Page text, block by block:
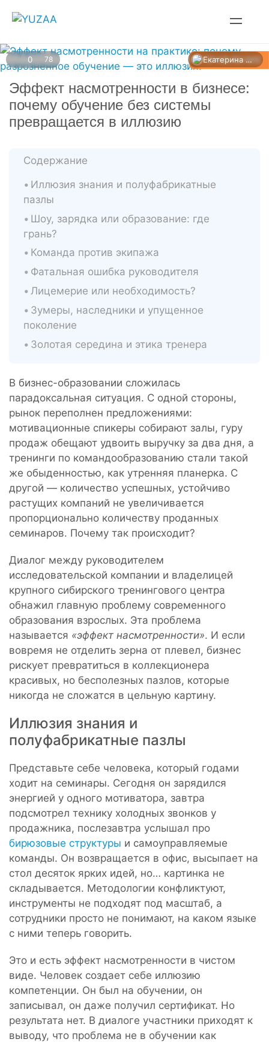
Эффект насмотренности в бизнесе:
почему обучение без системы
превращается в иллюзию
УПРАВЛЕНИЕ
78
0 Екатерина Лазарева
Содержание
Иллюзия знания и полуфабрикатные
пазлы
Шоу, зарядка или образование: где
грань?
Команда против экипажа
Фатальная ошибка руководителя
Лицемерие или необходимость?
Зумеры, наследники и упущенное
поколение
Золотая середина и этика тренера
В бизнес-образовании сложилась
парадоксальная ситуация. С одной стороны,
рынок переполнен предложениями:
мотивационные спикеры собирают залы, гуру
продаж обещают удвоить выручку за два дня, а
тренинги по командообразованию стали такой
же обыденностью, как утренняя планерка. С
другой — количество успешных, устойчиво
растущих компаний не увеличивается
пропорционально количеству проданных
семинаров. Почему так происходит?
Диалог между руководителем
исследовательской компании и владелицей
крупного сибирского тренингового центра
обнажил главную проблему современного
образования взрослых. Эта проблема
называется «эффект насмотренности». И если
вовремя не отделить зерна от плевел, бизнес
рискует превратиться в коллекционера
красивых, но бесполезных пазлов, которые
никогда не сложатся в цельную картину.
Иллюзия знания и
полуфабрикатные пазлы
Представьте себе человека, который годами
ходит на семинары. Сегодня он зарядился
энергией у одного мотиватора, завтра
подсмотрел технику холодных звонков у
продажника, послезавтра услышал про
бирюзовые структуры и самоуправляемые
команды. Он возвращается в офис, высыпает на
стол десяток ярких идей, но… картинка не
складывается. Методологии конфликтуют,
инструменты не подходят под масштаб, а
сотрудники просто не понимают, на каком языке
с ними теперь говорить.
Это и есть эффект насмотренности в чистом
виде. Человек создает себе иллюзию
компетенции. Он был на обучении, он
записывал, он даже получил сертификат. Но
результата нет. В диалоге участники приходят к
выводу, что проблема не в обучении как